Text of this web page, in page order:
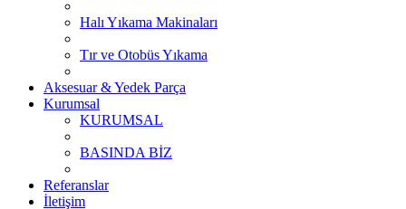
Halı Yıkama Makinaları
Tır ve Otobüs Yıkama
Aksesuar & Yedek Parça
Kurumsal
KURUMSAL
BASINDA BİZ
Referanslar
İletişim